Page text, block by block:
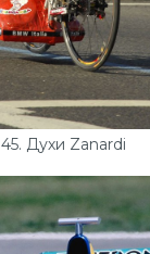
45. Духи Zanardi